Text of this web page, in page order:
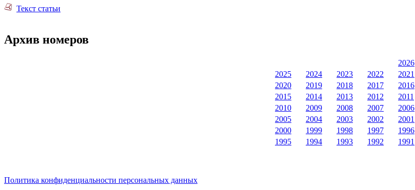
Текст статьи
Архив номеров
2026
2025
2024 2023 2022
2021
2020
2019 2018 2017
2016
2015
2014 2013 2012
2011
2010
2009 2008 2007
2006
2005
2004 2003 2002
2001
2000
1999 1998 1997
1996
1995
1994 1993 1992 1991
Политика конфиденциальности персональных данных